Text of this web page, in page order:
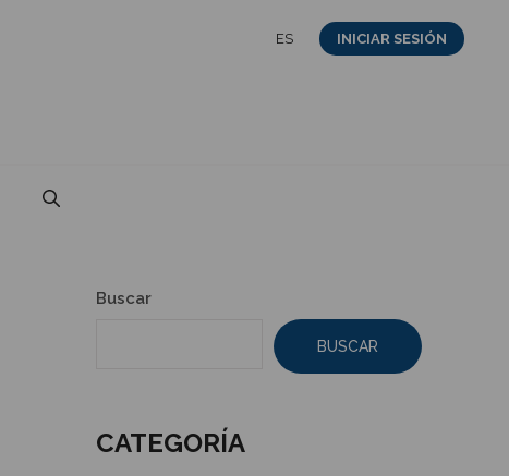
ES INICIAR SESIÓN
Buscar
BUSCAR
CATEGORÍA